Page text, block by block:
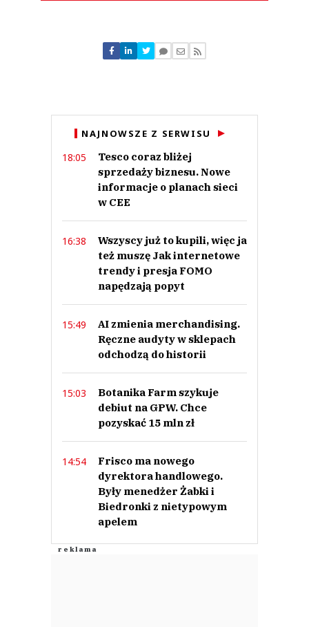
Nie znaleziono komentarzy
Zostaw swoje komentarze
NAJNOWSZE Z SERWISU
18:05
Tesco coraz bliżej
sprzedaży biznesu. Nowe
informacje o planach sieci
w CEE
16:38
Wszyscy już to kupili, więc ja
też muszę Jak internetowe
trendy i presja FOMO
napędzają popyt
15:49
AI zmienia merchandising.
Ręczne audyty w sklepach
odchodzą do historii
15:03
Botanika Farm szykuje
debiut na GPW. Chce
pozyskać 15 mln zł
14:54
Frisco ma nowego
dyrektora handlowego.
Były menedżer Żabki i
Biedronki z nietypowym
apelem